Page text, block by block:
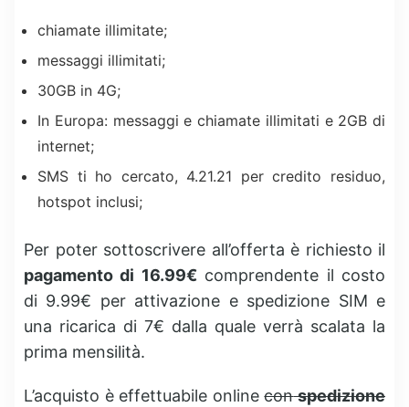
chiamate illimitate;
messaggi illimitati;
30GB in 4G;
In Europa: messaggi e chiamate illimitati e 2GB di
internet;
SMS ti ho cercato, 4.21.21 per credito residuo,
hotspot inclusi;
Per poter sottoscrivere all’offerta è richiesto il
pagamento di 16.99€ comprendente il costo
di 9.99€ per attivazione e spedizione SIM e
una ricarica di 7€ dalla quale verrà scalata la
prima mensilità.
L’acquisto è effettuabile onlineconspedizione